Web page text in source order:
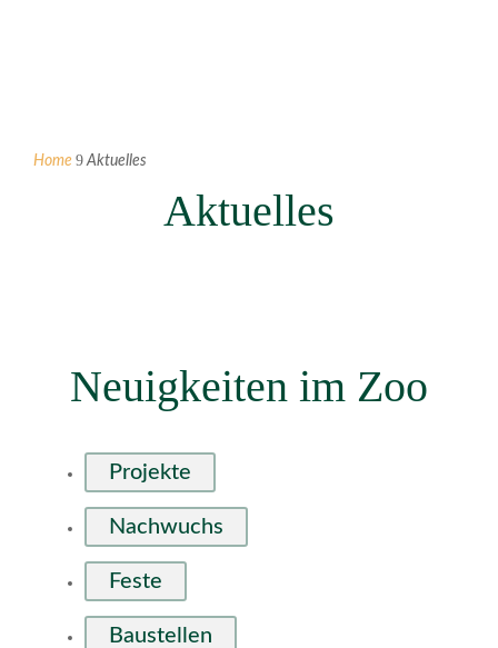
Home 9 Aktuelles
Aktuelles
Neuigkeiten im Zoo
Projekte
Nachwuchs
Feste
Baustellen